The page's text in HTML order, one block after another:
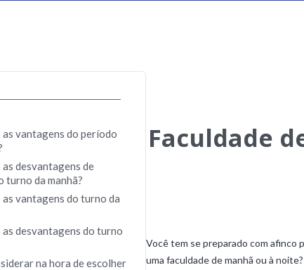
as vantagens do período
desvantagens de
turno da manhã?
as vantagens do turno da
as desvantagens do turno
na hora de escolher
Faculdade
Você tem se preparado com afinco
uma faculdade de manhã ou à